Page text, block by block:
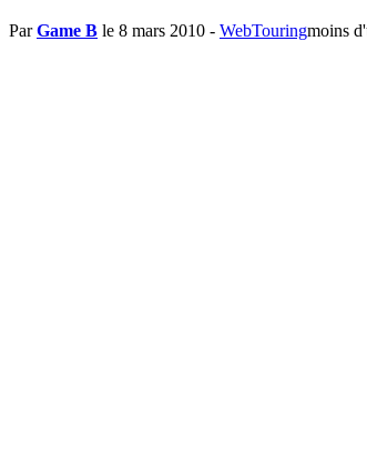
ParGame B le 8 mars 2010 - WebTouringmoins